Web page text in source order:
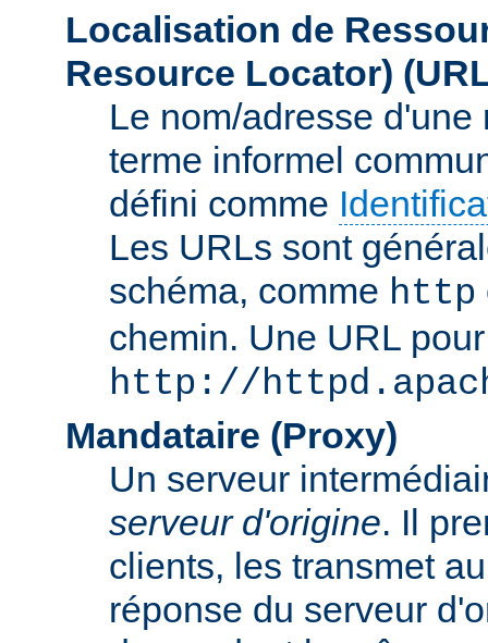
Localisation de
Resource Locator)
Le nom/adresse
terme informel
défini comme
Les URLs sont
schéma, comme http
chemin. Une URL
http://
Mandataire (Proxy)
Un serveur
serveur d'origine. Il
clients, les transmet
réponse du serveur